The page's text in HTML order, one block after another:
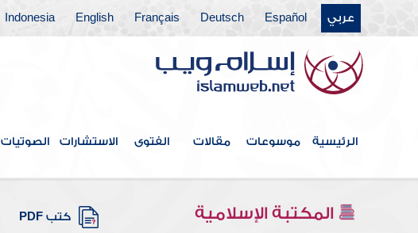
عربي Español
Deutsch
Français
English
Indonesia
الرئيسية موسوعات مقالات الفتوى الاستشارات الصوتيات
المكتبة الإسلامية كتب PDF
سورة المؤمنون
سورة النور
سورة الفرقان
سورة الشعراء
سورة النمل
سورة القصص